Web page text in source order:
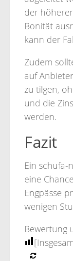
der
Bonität
kann der
Zudem
auf
zu tilgen,
und die
werden.
Fazit
Ein schufa-
eine
Engpässe
wenigen
Bewertung